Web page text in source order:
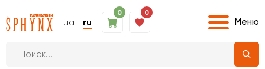
ua ru
0 0
Меню